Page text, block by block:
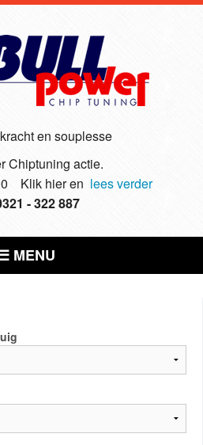
en souplesse
Chiptuning actie.
Klik hier en lees verder
- 322 887
MENU